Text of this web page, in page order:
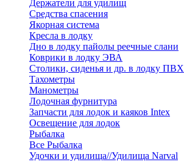
Держатели для удилищ
Средства спасения
Якорная система
Кресла в лодку
Дно в лодку пайолы реечные слани
Коврики в лодку ЭВА
Столики, сиденья и др. в лодку ПВХ
Тахометры
Манометры
Лодочная фурнитура
Запчасти для лодок и каяков Intex
Освещение для лодок
Рыбалка
Все Рыбалка
Удочки и удилища//Удилища Narval